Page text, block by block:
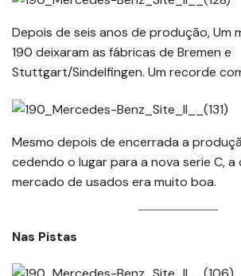
Depois de seis anos de produção, Um
190 deixaram as fábricas de Bremen e
Stuttgart/Sindelfingen. Um recorde
Mesmo depois de encerrada a
cedendo o lugar para a nova serie C,
mercado de usados era muito boa.
Nas Pistas